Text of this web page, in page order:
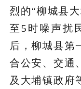
烈的“柳城县
至5 时噪声扰
后，柳城县第
合公安、交通
及大埔镇政府